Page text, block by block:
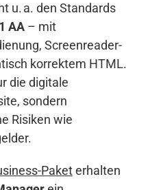
u. a. den Standards
AA – mit
Screenreader-
korrektem HTML.
die digitale
sondern
Risiken wie
Paketerhalten